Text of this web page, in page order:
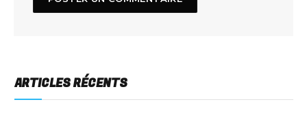
ARTICLES RÉCENTS